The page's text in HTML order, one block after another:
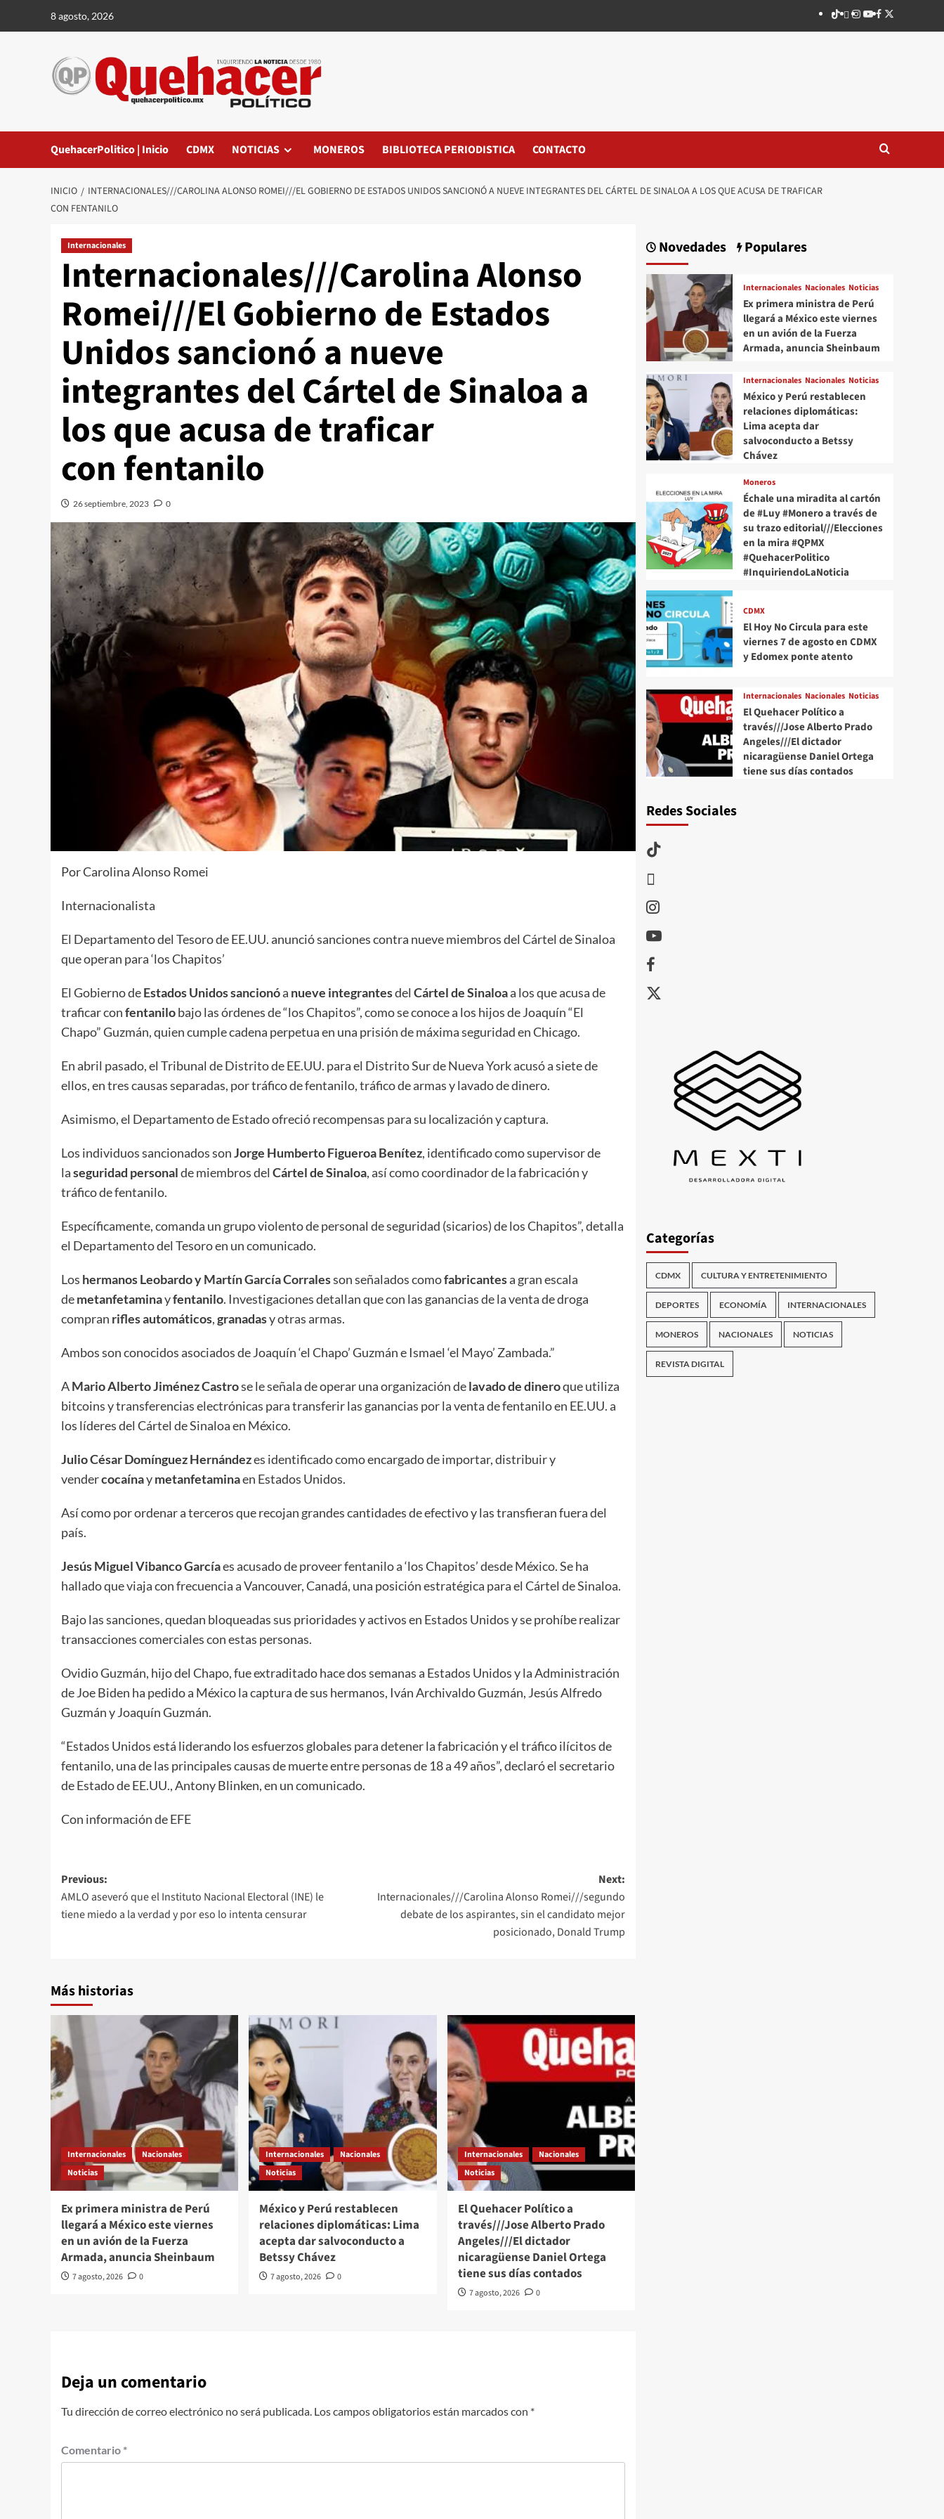
8 agosto, 2026 TikTok
threads
Instagram
Youtube
Facebook
X
QuehacerPolitico | Inicio CDMX NOTICIAS MONEROS BIBLIOTECA PERIODISTICA CONTACTO
INICIO
INTERNACIONALES///CAROLINA ALONSO ROMEI///EL GOBIERNO DE ESTADOS UNIDOS SANCIONÓ A NUEVE INTEGRANTES DEL CÁRTEL DE SINALOA A LOS QUE ACUSA DE TRAFICAR
CON FENTANILO
Internacionales
Internacionales///Carolina Alonso
Romei///El Gobierno de Estados
Unidos sancionó a nueve
integrantes del Cártel de Sinaloa a
los que acusa de traficar
con fentanilo
26 septiembre, 2023 0
Por Carolina Alonso Romei
Internacionalista
El Departamento del Tesoro de EE.UU. anunció sanciones contra nueve miembros del Cártel de Sinaloa
que operan para ‘los Chapitos’
El Gobierno deEstados Unidos sancionóa nueve integrantesdel Cártel de Sinaloaa los que acusa de
traficar confentanilobajo las órdenes de “los Chapitos”, como se conoce a los hijos de Joaquín “El
Chapo” Guzmán, quien cumple cadena perpetua en una prisión de máxima seguridad en Chicago.
En abril pasado, el Tribunal de Distrito de EE.UU. para el Distrito Sur de Nueva York acusó a siete de
ellos, en tres causas separadas, por tráfico de fentanilo, tráfico de armas y lavado de dinero.
Asimismo, el Departamento de Estado ofreció recompensas para su localización y captura.
Los individuos sancionados sonJorge Humberto Figueroa Benítez, identificado como supervisor de
laseguridad personalde miembros del Cártel de Sinaloa, así como coordinador de la fabricación y
tráfico de fentanilo.
Específicamente, comanda un grupo violento de personal de seguridad (sicarios) de los Chapitos”, detalla
el Departamento del Tesoro en un comunicado.
Los hermanos Leobardo y Martín García Corralesson señalados comofabricantesa gran escala
demetanfetaminayfentanilo. Investigaciones detallan que con las ganancias de la venta de droga
compran riflesautomáticos,granadasy otras armas.
Ambos son conocidos asociados de Joaquín ‘el Chapo’ Guzmán e Ismael ‘el Mayo’ Zambada.”
AMario Alberto Jiménez Castrose le señala de operar una organización delavado de dineroque utiliza
bitcoins y transferencias electrónicas para transferir las ganancias por la venta de fentanilo en EE.UU. a
los líderes del Cártel de Sinaloa en México.
Julio César Domínguez Hernándezes identificado como encargado de importar, distribuir y
vendercocaínaymetanfetaminaen Estados Unidos.
Así como por ordenar a terceros que recojan grandes cantidades de efectivo y las transfieran fuera del
país.
Jesús Miguel Vibanco Garcíaes acusado de proveer fentanilo a ‘los Chapitos’ desde México. Se ha
hallado que viaja con frecuencia a Vancouver, Canadá, una posición estratégica para el Cártel de Sinaloa.
Bajo las sanciones, quedan bloqueadas sus prioridades y activos en Estados Unidos y se prohíbe realizar
transacciones comerciales con estas personas.
Ovidio Guzmán, hijo del Chapo, fue extraditado hace dos semanas a Estados Unidos y la Administración
de Joe Biden ha pedido a México la captura de sus hermanos, Iván Archivaldo Guzmán, Jesús Alfredo
Guzmán y Joaquín Guzmán.
“Estados Unidos está liderando los esfuerzos globales para detener la fabricación y el tráfico ilícitos de
fentanilo, una de las principales causas de muerte entre personas de 18 a 49 años”, declaró el secretario
de Estado de EE.UU., Antony Blinken, en un comunicado.
Con información de EFE
Post
navigation
Previous:
AMLO aseveró que el Instituto Nacional Electoral (INE) le
tiene miedo a la verdad y por eso lo intenta censurar
Next:
Internacionales///Carolina Alonso Romei///segundo
debate de los aspirantes, sin el candidato mejor
posicionado, Donald Trump
Más historias
Internacionales
Nacionales
Noticias
Ex primera ministra de Perú
llegará a México este viernes
en un avión de la Fuerza
Armada, anuncia Sheinbaum
7 agosto, 2026 0
Internacionales
Nacionales
Noticias
México y Perú restablecen
relaciones diplomáticas: Lima
acepta dar salvoconducto a
Betssy Chávez
7 agosto, 2026 0
Internacionales
Nacionales
Noticias
El Quehacer Político a
través///Jose Alberto Prado
Angeles///El dictador
nicaragüense Daniel Ortega
tiene sus días contados
7 agosto, 2026 0
Deja un comentario
Tu dirección de correo electrónico no será publicada. Los campos obligatorios están marcados con *
Comentario *
Novedades Populares
Internacionales Nacionales Noticias
Ex primera ministra de Perú
llegará a México este viernes
en un avión de la Fuerza
Armada, anuncia Sheinbaum
Internacionales Nacionales Noticias
México y Perú restablecen
relaciones diplomáticas:
Lima acepta dar
salvoconducto a Betssy
Chávez
Moneros
Échale una miradita al cartón
de #Luy #Monero a través de
su trazo editorial///Elecciones
en la mira #QPMX
#QuehacerPolitico
#InquiriendoLaNoticia
CDMX
El Hoy No Circula para este
viernes 7 de agosto en CDMX
y Edomex ponte atento
Internacionales Nacionales Noticias
El Quehacer Político a
través///Jose Alberto Prado
Angeles///El dictador
nicaragüense Daniel Ortega
tiene sus días contados
Redes Sociales
TikTok
Instagram
Youtube
Facebook
X
Categorías
CDMX CULTURA Y ENTRETENIMIENTO
DEPORTES ECONOMÍA INTERNACIONALES
MONEROS NACIONALES NOTICIAS
REVISTA DIGITAL